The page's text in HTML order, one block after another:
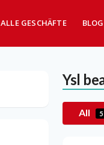
ALLE GESCHÄFTE BLOG
Ysl
All 5